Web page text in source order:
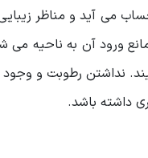
می آید و مناظر
ورود آن به ناحیه می
نداشتن رطوبت و
داشته باشد.